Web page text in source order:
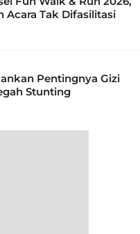
Acara Tak Difasilitasi
Pentingnya Gizi
Stunting